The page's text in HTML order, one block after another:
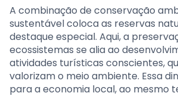
A combinação de conservação
sustentável coloca as reservas
destaque especial. Aqui, a
ecossistemas se alia ao
atividades turísticas conscientes,
valorizam o meio ambiente. Essa
para a economia local, ao mesmo